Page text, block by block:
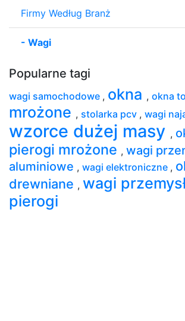
Firmy Według Branż
- Wagi
Popularne tagi
wagi samochodowe , okna , okna
mrożone , stolarka pcv , wagi
wzorce dużej masy ,
pierogi mrożone , wagi
aluminiowe , wagi elektroniczne ,
drewniane , wagi
pierogi